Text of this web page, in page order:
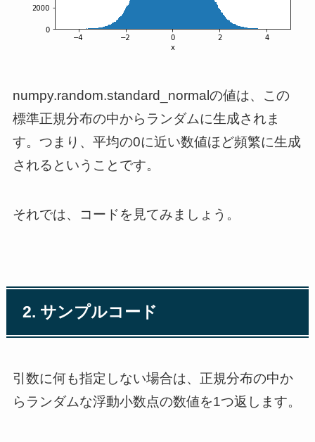
numpy.random.standard_normalの値は、この
標準正規分布の中からランダムに生成されま
す。つまり、平均の0に近い数値ほど頻繁に生成
されるということです。
それでは、コードを見てみましょう。
2. サンプルコード
引数に何も指定しない場合は、正規分布の中か
らランダムな浮動小数点の数値を1つ返します。